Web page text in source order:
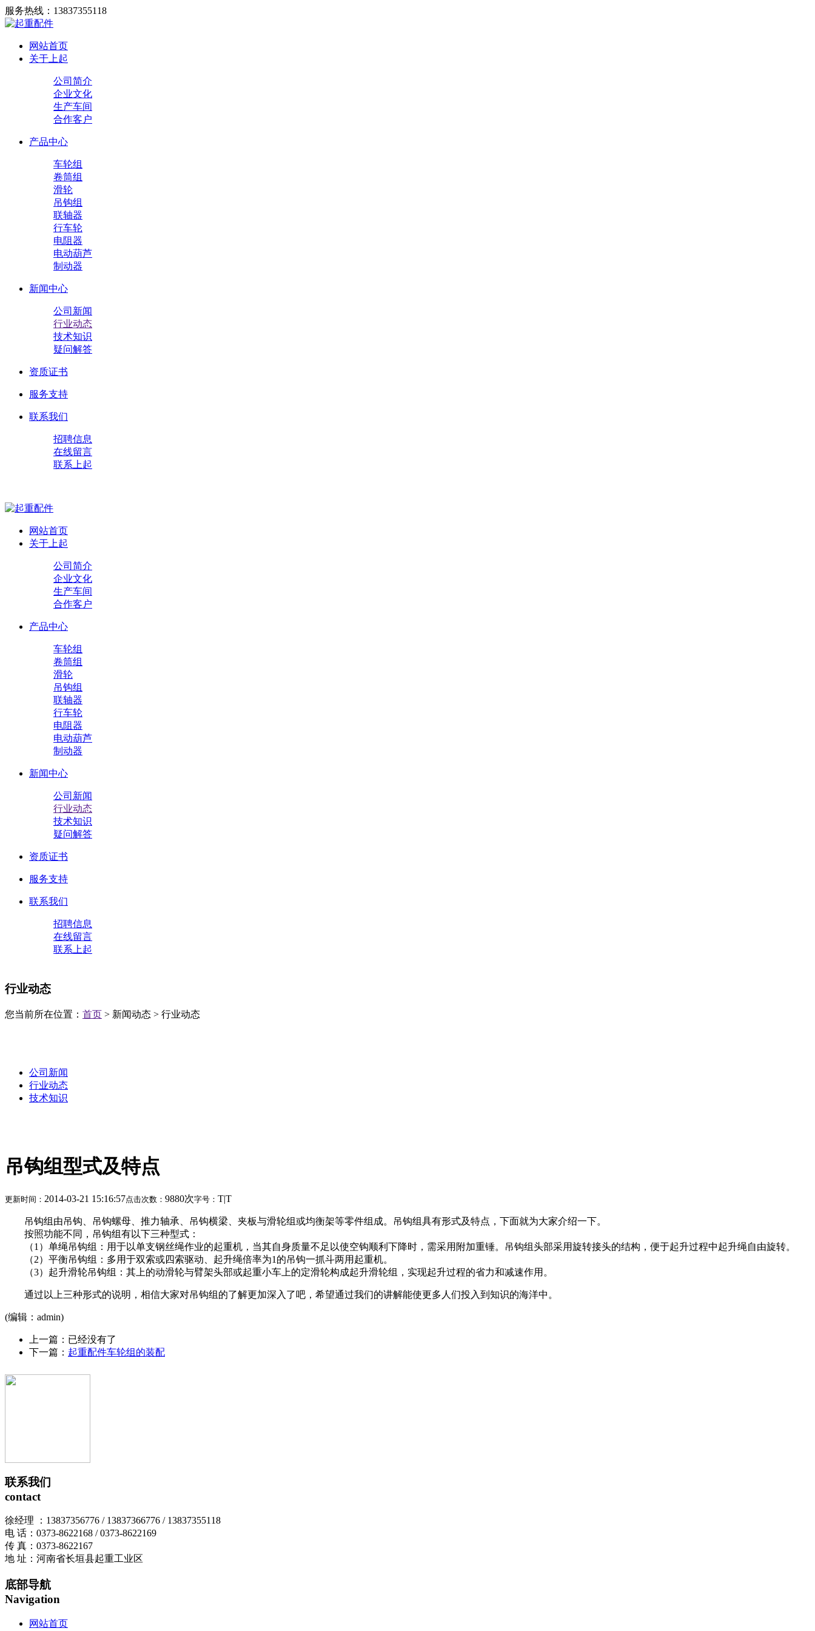
服务热线： 13837355118
网站首页
关于上起
公司简介
企业文化
生产车间
合作客户
产品中心
车轮组
卷筒组
滑轮
吊钩组
联轴器
行车轮
电阻器
电动葫芦
制动器
新闻中心
公司新闻
行业动态
技术知识
疑问解答
资质证书
服务支持
联系我们
招聘信息
在线留言
联系上起
网站首页
关于上起
公司简介
企业文化
生产车间
合作客户
产品中心
车轮组
卷筒组
滑轮
吊钩组
联轴器
行车轮
电阻器
电动葫芦
制动器
新闻中心
公司新闻
行业动态
技术知识
疑问解答
资质证书
服务支持
联系我们
招聘信息
在线留言
联系上起
行业动态
您当前所在位置： 首页 > 新闻动态 > 行业动态
公司新闻
行业动态
技术知识
吊钩组型式及特点
更新时间： 2014-03-21 15:16:57点击次数： 9880次字号： T|T
吊钩组由吊钩、吊钩螺母、推力轴承、吊钩横梁、夹板与滑轮组或均衡架等零件组成。吊钩组具有形式及特点，下面就为大家介绍一下。
按照功能不同，吊钩组有以下三种型式：
（1）单绳吊钩组：用于以单支钢丝绳作业的起重机，当其自身质量不足以使空钩顺利下降时，需采用附加重锤。吊钩组头部采用旋转接头的结构，便于起升过程中起升绳自由旋转。
（2）平衡吊钩组：多用于双索或四索驱动、起升绳倍率为1的吊钩一抓斗两用起重机。
（3）起升滑轮吊钩组：其上的动滑轮与臂架头部或起重小车上的定滑轮构成起升滑轮组，实现起升过程的省力和减速作用。
通过以上三种形式的说明，相信大家对吊钩组的了解更加深入了吧，希望通过我们的讲解能使更多人们投入到知识的海洋中。
(编辑：admin)
上一篇：已经没有了
下一篇： 起重配件车轮组的装配
联系我们
contact
徐经理 ：13837356776 / 13837366776 / 13837355118
电 话：0373-8622168 / 0373-8622169
传 真：0373-8622167
地 址：河南省长垣县起重工业区
底部导航
Navigation
网站首页